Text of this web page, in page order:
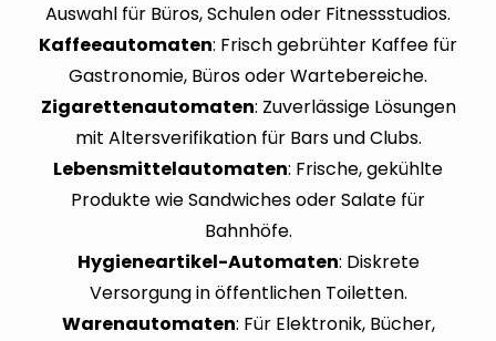
Auswahl für Büros, Schulen oder Fitnessstudios.
Kaffeeautomaten: Frisch gebrühter Kaffee für
Gastronomie, Büros oder Wartebereiche.
Zigarettenautomaten: Zuverlässige Lösungen
mit Altersverifikation für Bars und Clubs.
Lebensmittelautomaten: Frische, gekühlte
Produkte wie Sandwiches oder Salate für
Bahnhöfe.
Hygieneartikel-Automaten: Diskrete
Versorgung in öffentlichen Toiletten.
Warenautomaten: Für Elektronik, Bücher,